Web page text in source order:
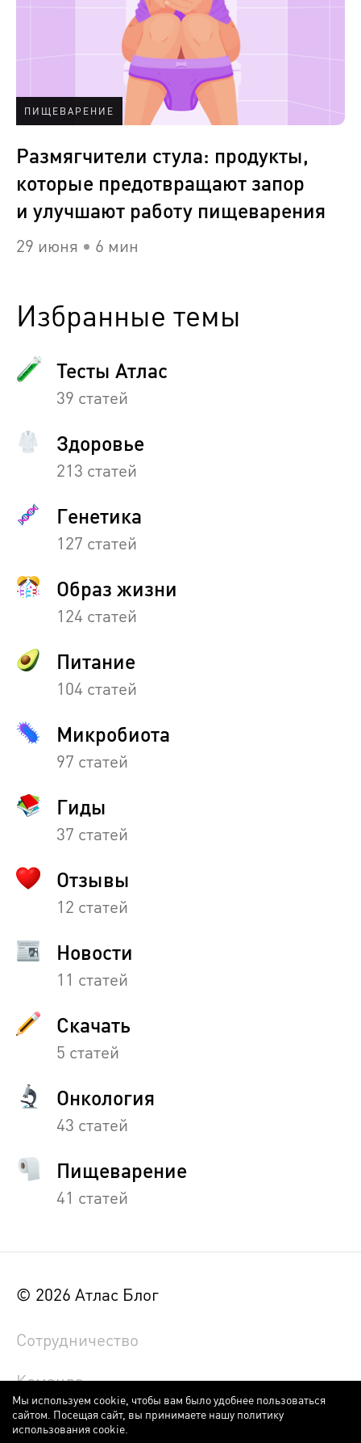
ПИЩЕВАРЕНИЕ
Размягчители стула: продукты,
которые предотвращают запор
и улучшают работу пищеварения
29 июня 6 мин
Избранные темы
Тесты Атлас
39 статей
Здоровье
213 статей
Генетика
127 статей
Образ жизни
124 статей
Питание
104 статей
Микробиота
97 статей
Гиды
37 статей
Отзывы
12 статей
Новости
11 статей
Скачать
5 статей
Онкология
43 статей
Пищеварение
41 статей
© 2026 Атлас Блог
Сотрудничество
Команда
Обратная связь
Мы используем cookie, чтобы вам было удобнее пользоваться
сайтом. Посещая сайт, вы принимаете нашу политику
использования cookie.